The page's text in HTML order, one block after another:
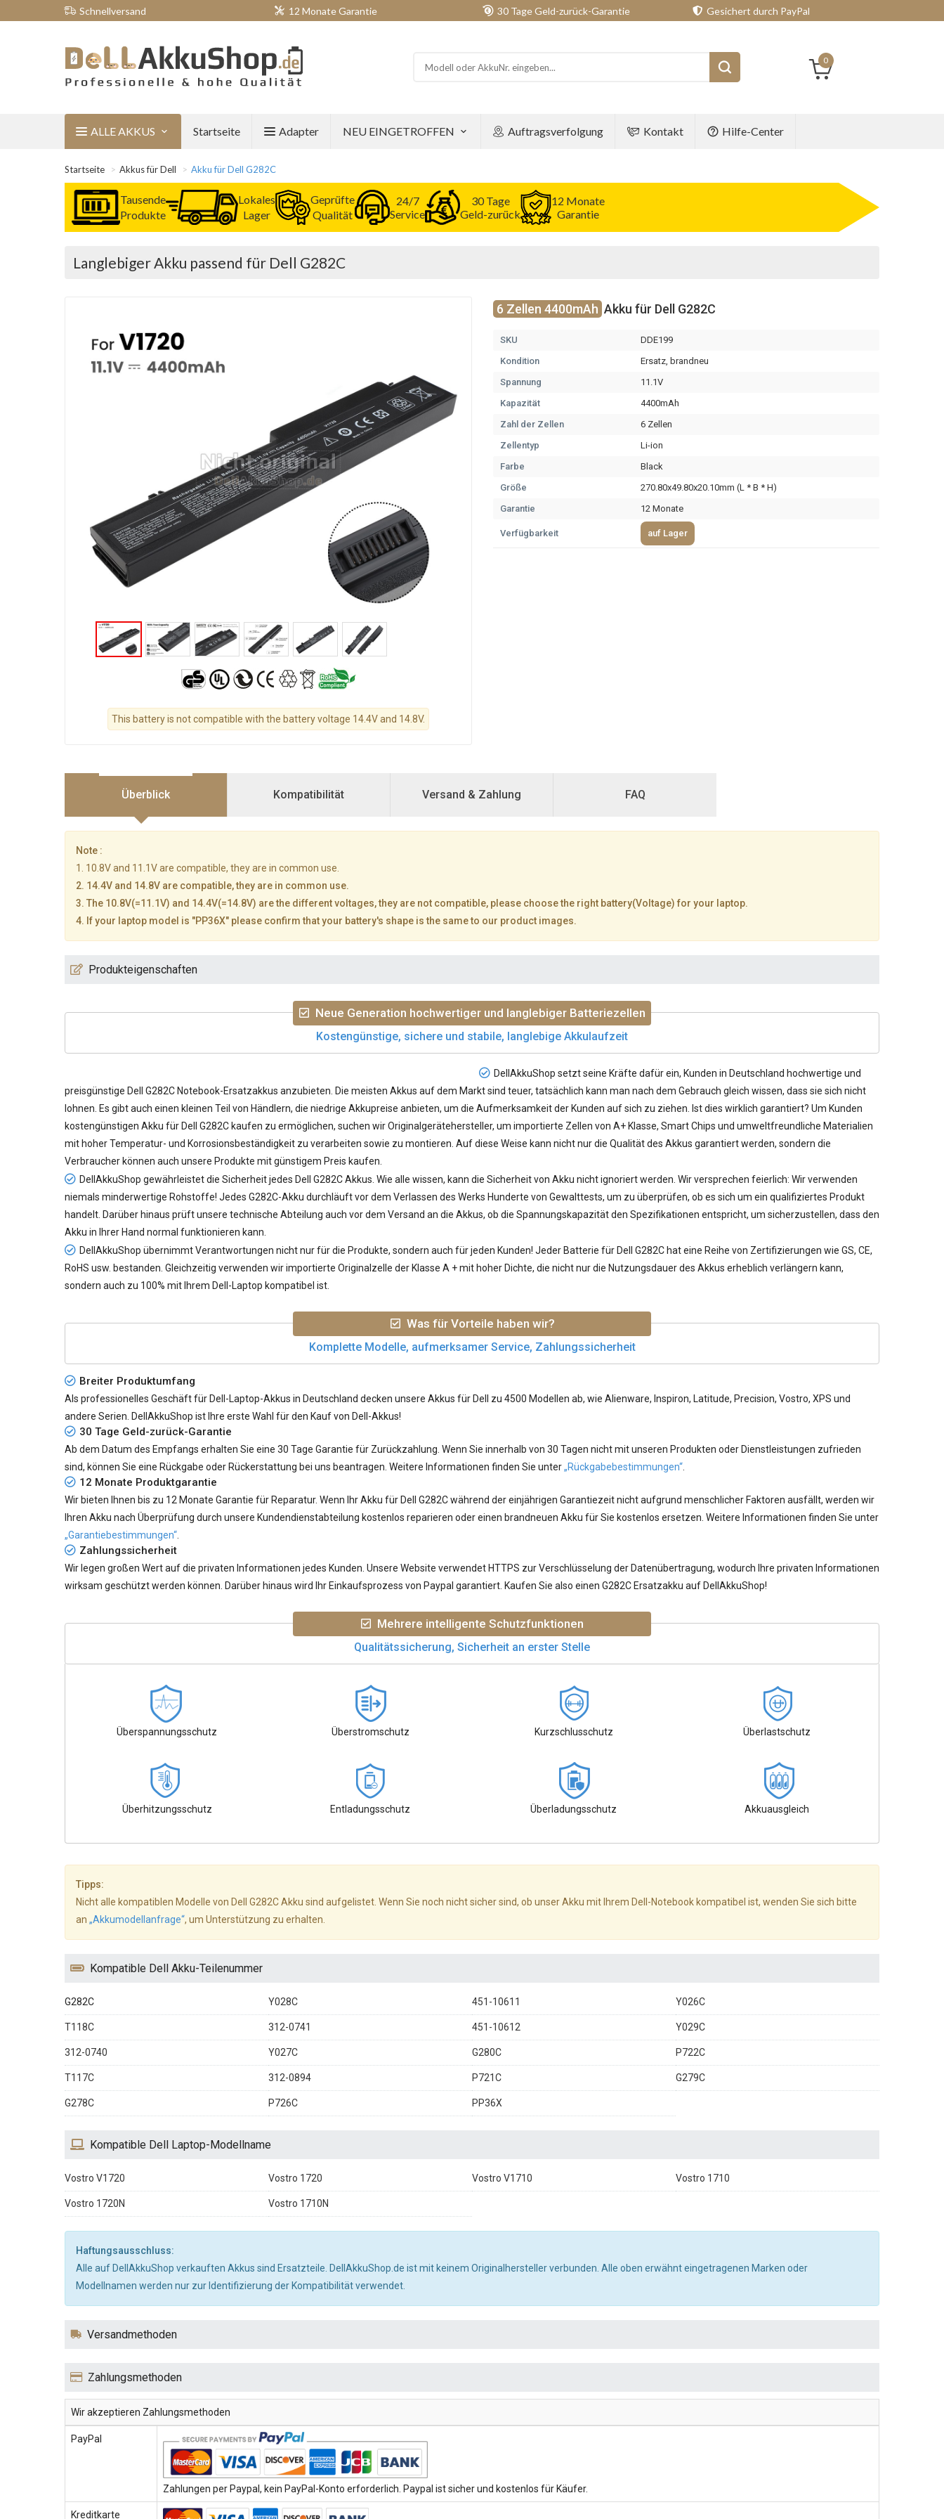
Schnellversand 12 Monate Garantie 30 Tage Geld-zurück-Garantie Gesichert durch PayPal
0
ALLE AKKUS Startseite Adapter NEU EINGETROFFEN Auftragsverfolgung Kontakt Hilfe-Center
Startseite Akkus für Dell Akku für Dell G282C
Tausende
Produkte
Lokales
Lager
Geprüfte
Qualität
24/7
Service
30 Tage
Geld-zurück
12 Monate
Garantie
Langlebiger Akku passend für Dell G282C
This battery is not compatible with the battery voltage 14.4V and 14.8V.
6 Zellen 4400mAh Akku für Dell G282C
SKU
DDE199
Kondition
Ersatz, brandneu
Spannung
11.1V
Kapazität
4400mAh
Zahl der Zellen
6 Zellen
Zellentyp
Li-ion
Farbe
Black
Größe
270.80x49.80x20.10mm (L * B * H)
Garantie
12 Monate
Verfügbarkeit auf Lager
Überblick Kompatibilität Versand & Zahlung FAQ
Note :
1. 10.8V and 11.1V are compatible, they are in common use.
2. 14.4V and 14.8V are compatible, they are in common use.
3. The 10.8V(=11.1V) and 14.4V(=14.8V) are the different voltages, they are not compatible, please choose the right battery(Voltage) for your laptop.
4. If your laptop model is "PP36X" please confirm that your battery's shape is the same to our product images.
Produkteigenschaften
Neue Generation hochwertiger und langlebiger Batteriezellen
Kostengünstige, sichere und stabile, langlebige Akkulaufzeit
DellAkkuShop setzt seine Kräfte dafür ein, Kunden in Deutschland hochwertige und
preisgünstige Dell G282C Notebook-Ersatzakkus anzubieten. Die meisten Akkus auf dem Markt sind teuer, tatsächlich kann man nach dem Gebrauch gleich wissen, dass sie sich nicht
lohnen. Es gibt auch einen kleinen Teil von Händlern, die niedrige Akkupreise anbieten, um die Aufmerksamkeit der Kunden auf sich zu ziehen. Ist dies wirklich garantiert? Um Kunden
kostengünstigen Akku für Dell G282C kaufen zu ermöglichen, suchen wir Originalgerätehersteller, um importierte Zellen von A+ Klasse, Smart Chips und umweltfreundliche Materialien
mit hoher Temperatur- und Korrosionsbeständigkeit zu verarbeiten sowie zu montieren. Auf diese Weise kann nicht nur die Qualität des Akkus garantiert werden, sondern die
Verbraucher können auch unsere Produkte mit günstigem Preis kaufen.
DellAkkuShop gewährleistet die Sicherheit jedes Dell G282C Akkus . Wie alle wissen, kann die Sicherheit von Akku nicht ignoriert werden. Wir versprechen feierlich: Wir verwenden
niemals minderwertige Rohstoffe! Jedes G282C-Akku durchläuft vor dem Verlassen des Werks Hunderte von Gewalttests, um zu überprüfen, ob es sich um ein qualifiziertes Produkt
handelt. Darüber hinaus prüft unsere technische Abteilung auch vor dem Versand an die Akkus, ob die Spannungskapazität den Spezifikationen entspricht, um sicherzustellen, dass den
Akku in Ihrer Hand normal funktionieren kann.
DellAkkuShop übernimmt Verantwortungen nicht nur für die Produkte, sondern auch für jeden Kunden! Jeder Batterie für Dell G282C hat eine Reihe von Zertifizierungen wie GS, CE,
RoHS usw. bestanden. Gleichzeitig verwenden wir importierte Originalzelle der Klasse A + mit hoher Dichte, die nicht nur die Nutzungsdauer des Akkus erheblich verlängern kann,
sondern auch zu 100% mit Ihrem Dell-Laptop kompatibel ist.
Was für Vorteile haben wir?
Komplette Modelle, aufmerksamer Service, Zahlungssicherheit
Breiter Produktumfang
Als professionelles Geschäft für Dell-Laptop-Akkus in Deutschland decken unsere Akkus für Dell zu 4500 Modellen ab, wie Alienware, Inspiron, Latitude, Precision, Vostro, XPS und
andere Serien. DellAkkuShop ist Ihre erste Wahl für den Kauf von Dell-Akkus!
30 Tage Geld-zurück-Garantie
Ab dem Datum des Empfangs erhalten Sie eine 30 Tage Garantie für Zurückzahlung. Wenn Sie innerhalb von 30 Tagen nicht mit unseren Produkten oder Dienstleistungen zufrieden
sind, können Sie eine Rückgabe oder Rückerstattung bei uns beantragen. Weitere Informationen finden Sie unter„Rückgabebestimmungen“
12 Monate Produktgarantie
Wir bieten Ihnen bis zu 12 Monate Garantie für Reparatur. Wenn IhrAkku für Dell G282Cwährend der einjährigen Garantiezeit nicht aufgrund menschlicher Faktoren ausfällt, werden wir
Ihren Akku nach Überprüfung durch unsere Kundendienstabteilung kostenlos reparieren oder einen brandneuen Akku für Sie kostenlos ersetzen. Weitere Informationen finden Sie unter
„Garantiebestimmungen“
Zahlungssicherheit
Wir legen großen Wert auf die privaten Informationen jedes Kunden. Unsere Website verwendet HTTPS zur Verschlüsselung der Datenübertragung, wodurch Ihre privaten Informationen
wirksam geschützt werden können. Darüber hinaus wird Ihr Einkaufsprozess von Paypal garantiert. Kaufen Sie also einen G282C Ersatzakku auf DellAkkuShop!
Mehrere intelligente Schutzfunktionen
Qualitätssicherung, Sicherheit an erster Stelle
Überspannungsschutz Überstromschutz Kurzschlusschutz Überlastschutz
Überhitzungsschutz Entladungsschutz Überladungsschutz Akkuausgleich
Tipps:
Nicht alle kompatiblen Modelle von Dell G282C Akku sind aufgelistet. Wenn Sie noch nicht sicher sind, ob unser Akku mit Ihrem Dell-Notebook kompatibel ist, wenden Sie sich bitte
an „Akkumodellanfrage“, um Unterstützung zu erhalten.
Kompatible Dell Akku-Teilenummer
G282C Y028C 451-10611 Y026C
T118C 312-0741 451-10612 Y029C
312-0740 Y027C G280C P722C
T117C 312-0894 P721C G279C
G278C P726C PP36X
Kompatible Dell Laptop-Modellname
Vostro V1720 Vostro 1720 Vostro V1710 Vostro 1710
Vostro 1720N Vostro 1710N
Haftungsausschluss:
Alle auf DellAkkuShop verkauften Akkus sind Ersatzteile. DellAkkuShop.de ist mit keinem Originalhersteller verbunden. Alle oben erwähnt eingetragenen Marken oder
Modellnamen werden nur zur Identifizierung der Kompatibilität verwendet.
Versandmethoden
Zahlungsmethoden
Wir akzeptieren Zahlungsmethoden
PayPal
Zahlungen per Paypal, kein PayPal-Konto erforderlich. Paypal ist sicher und kostenlos für Käufer.
Kreditkarte